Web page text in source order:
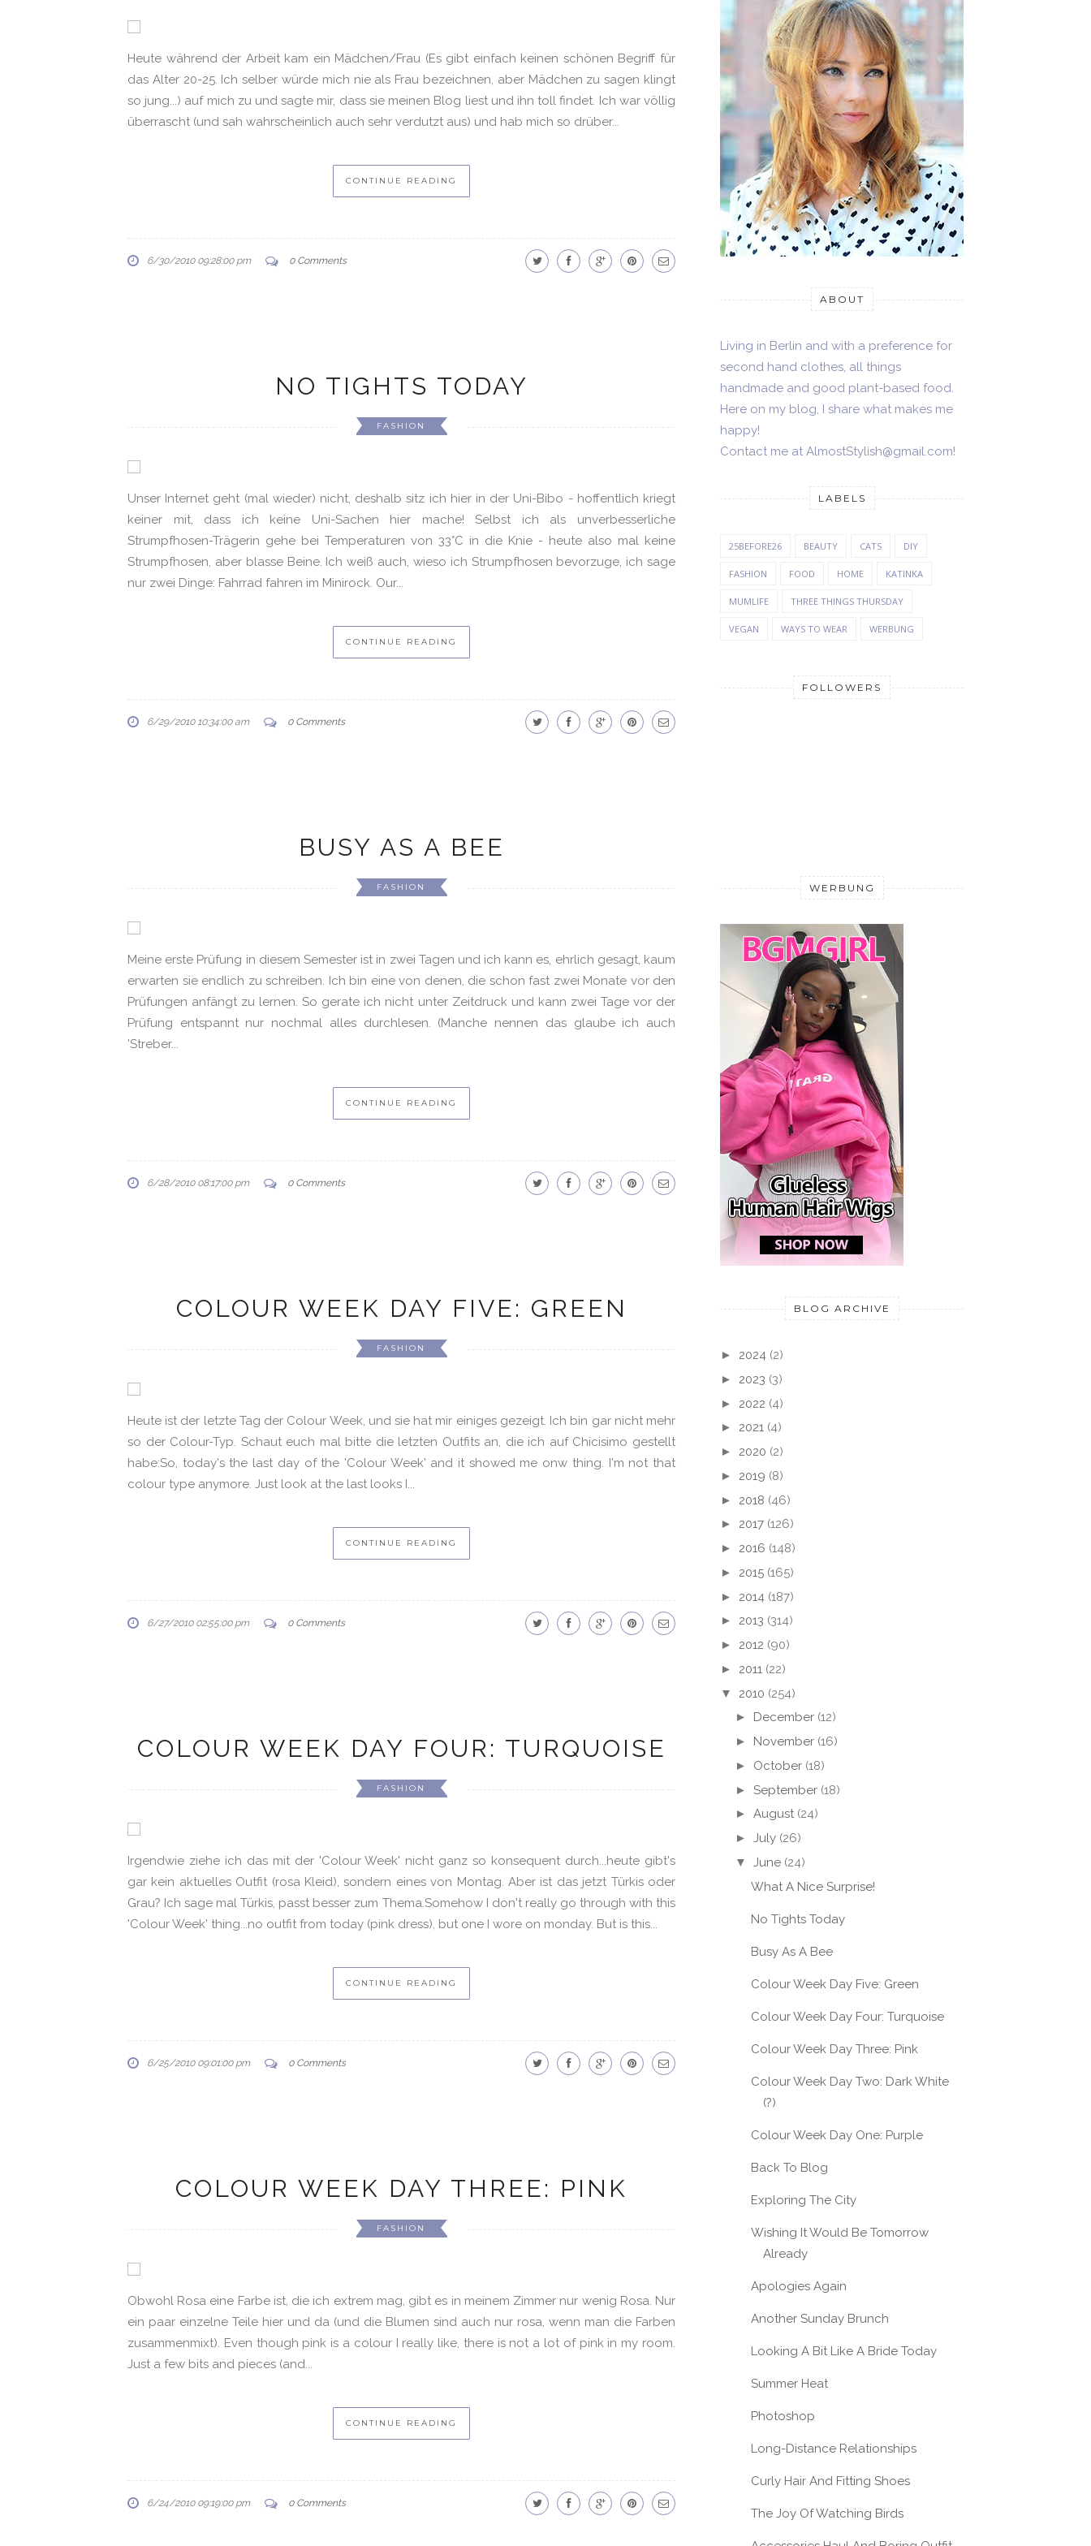
Heute während der Arbeit kam ein Mädchen/Frau (Es gibt einfach keinen schönen Begriff für
das Alter 20-25. Ich selber würde mich nie als Frau bezeichnen, aber Mädchen zu sagen klingt
so jung...) auf mich zu und sagte mir, dass sie meinen Blog liest und ihn toll findet. Ich war völlig
überrascht (und sah wahrscheinlich auch sehr verdutzt aus) und hab mich so drüber...
CONTINUE READING
6/30/2010 09:28:00 pm 0 Comments
NO TIGHTS TODAY
FASHION
Unser Internet geht (mal wieder) nicht, deshalb sitz ich hier in der Uni-Bibo - hoffentlich kriegt
keiner mit, dass ich keine Uni-Sachen hier mache! Selbst ich als unverbesserliche
Strumpfhosen-Trägerin gehe bei Temperaturen von 33°C in die Knie - heute also mal keine
Strumpfhosen, aber blasse Beine. Ich weiß auch, wieso ich Strumpfhosen bevorzuge, ich sage
nur zwei Dinge: Fahrrad fahren im Minirock. Our...
CONTINUE READING
6/29/2010 10:34:00 am 0 Comments
BUSY AS A BEE
FASHION
Meine erste Prüfung in diesem Semester ist in zwei Tagen und ich kann es, ehrlich gesagt, kaum
erwarten sie endlich zu schreiben. Ich bin eine von denen, die schon fast zwei Monate vor den
Prüfungen anfängt zu lernen. So gerate ich nicht unter Zeitdruck und kann zwei Tage vor der
Prüfung entspannt nur nochmal alles durchlesen. (Manche nennen das glaube ich auch
'Streber...
CONTINUE READING
6/28/2010 08:17:00 pm 0 Comments
COLOUR WEEK DAY FIVE: GREEN
FASHION
Heute ist der letzte Tag der Colour Week, und sie hat mir einiges gezeigt. Ich bin gar nicht mehr
so der Colour-Typ. Schaut euch mal bitte die letzten Outfits an, die ich auf Chicisimo gestellt
habe:So, today's the last day of the 'Colour Week' and it showed me onw thing. I'm not that
colour type anymore. Just look at the last looks I...
CONTINUE READING
6/27/2010 02:55:00 pm 0 Comments
COLOUR WEEK DAY FOUR: TURQUOISE
FASHION
Irgendwie ziehe ich das mit der 'Colour Week' nicht ganz so konsequent durch...heute gibt's
gar kein aktuelles Outfit (rosa Kleid), sondern eines von Montag. Aber ist das jetzt Türkis oder
Grau? Ich sage mal Türkis, passt besser zum Thema.Somehow I don't really go through with this
'Colour Week' thing...no outfit from today (pink dress), but one I wore on monday. But is this...
CONTINUE READING
6/25/2010 09:01:00 pm 0 Comments
COLOUR WEEK DAY THREE: PINK
FASHION
Obwohl Rosa eine Farbe ist, die ich extrem mag, gibt es in meinem Zimmer nur wenig Rosa. Nur
ein paar einzelne Teile hier und da (und die Blumen sind auch nur rosa, wenn man die Farben
zusammenmixt). Even though pink is a colour I really like, there is not a lot of pink in my room.
Just a few bits and pieces (and...
CONTINUE READING
6/24/2010 09:19:00 pm 0 Comments
ABOUT
Living in Berlin and with a preference for
second hand clothes, all things
handmade and good plant-based food.
Here on my blog, I share what makes me
happy!
Contact me at AlmostStylish@gmail.com!
LABELS
25BEFORE26 BEAUTY CATS DIY
FASHION FOOD HOME KATINKA
MUMLIFE THREE THINGS THURSDAY
VEGAN WAYS TO WEAR WERBUNG
FOLLOWERS
WERBUNG
BLOG ARCHIVE
► 2024 (2)
► 2023 (3)
► 2022 (4)
► 2021 (4)
► 2020 (2)
► 2019 (8)
► 2018 (46)
► 2017 (126)
► 2016 (148)
► 2015 (165)
► 2014 (187)
► 2013 (314)
► 2012 (90)
► 2011 (22)
▼ 2010 (254)
► December (12)
► November (16)
► October (18)
► September (18)
► August (24)
► July (26)
▼ June (24)
What A Nice Surprise!
No Tights Today
Busy As A Bee
Colour Week Day Five: Green
Colour Week Day Four: Turquoise
Colour Week Day Three: Pink
Colour Week Day Two: Dark White
(?)
Colour Week Day One: Purple
Back To Blog
Exploring The City
Wishing It Would Be Tomorrow
Already
Apologies Again
Another Sunday Brunch
Looking A Bit Like A Bride Today
Summer Heat
Photoshop
Long-Distance Relationships
Curly Hair And Fitting Shoes
The Joy Of Watching Birds